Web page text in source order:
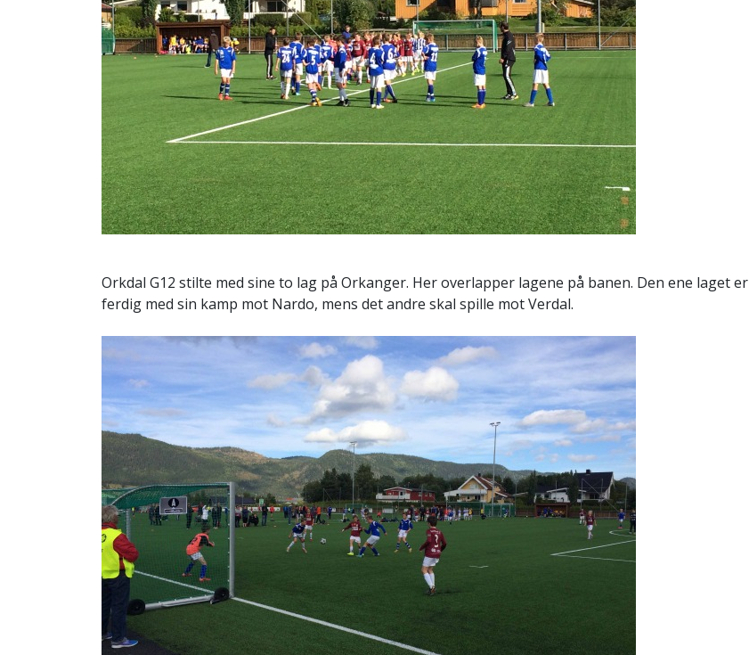
Orkdal G12 stilte med sine to lag på Orkanger. Her overlapper lagene på banen. Den ene laget er
ferdig med sin kamp mot Nardo, mens det andre skal spille mot Verdal.